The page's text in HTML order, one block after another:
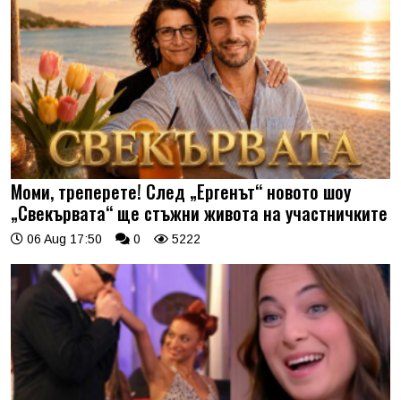
Моми, треперете! След „Ергенът“ новото шоу
„Свекървата“ ще стъжни живота на участничките
06 Aug 17:50 0 5222